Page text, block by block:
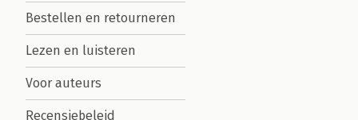
Bestellen en retourneren
Lezen en luisteren
Voor auteurs
Recensiebeleid